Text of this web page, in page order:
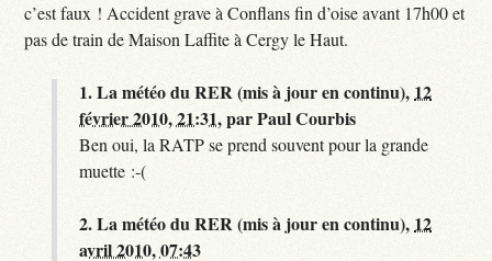
c’est faux ! Accident grave à Conflans fin d’oise avant 17h00 et
pas de train de Maison Laffite à Cergy le Haut.
1.La météo du RER (mis à jour en continu), 12
février 2010, 21:31,parPaul Courbis
Ben oui, la RATP se prend souvent pour la grande
muette :-(
2.La météo du RER (mis à jour en continu), 12
avril 2010, 07:43